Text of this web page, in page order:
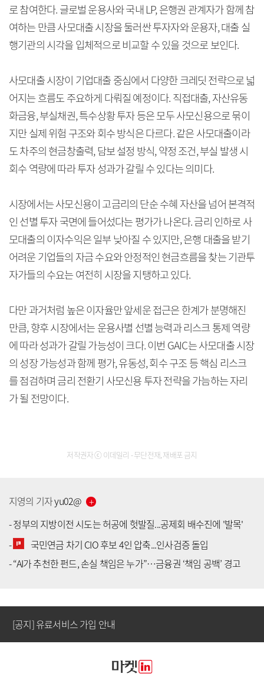
로 참여한다. 글로벌 운용사와 국내 LP, 은행권 관계자가 함께 참
여하는 만큼 사모대출 시장을 둘러싼 투자자와 운용자, 대출 실
행기관의 시각을 입체적으로 비교할 수 있을 것으로 보인다.
사모대출 시장이 기업대출 중심에서 다양한 크레딧 전략으로 넓
어지는 흐름도 주요하게 다뤄질 예정이다. 직접대출, 자산유동
화금융, 부실채권, 특수상황 투자 등은 모두 사모신용으로 묶이
지만 실제 위험 구조와 회수 방식은 다르다. 같은 사모대출이라
도 차주의 현금창출력, 담보 설정 방식, 약정 조건, 부실 발생 시
회수 역량에 따라 투자 성과가 갈릴 수 있다는 의미다.
시장에서는 사모신용이 고금리의 단순 수혜 자산을 넘어 본격적
인 선별 투자 국면에 들어섰다는 평가가 나온다. 금리 인하로 사
모대출의 이자수익은 일부 낮아질 수 있지만, 은행 대출을 받기
어려운 기업들의 자금 수요와 안정적인 현금흐름을 찾는 기관투
자가들의 수요는 여전히 시장을 지탱하고 있다.
다만 과거처럼 높은 이자율만 앞세운 접근은 한계가 분명해진
만큼, 향후 시장에서는 운용사별 선별 능력과 리스크 통제 역량
에 따라 성과가 갈릴 가능성이 크다. 이번 GAIC는 사모대출 시장
의 성장 가능성과 함께 평가, 유동성, 회수 구조 등 핵심 리스크
를 점검하며 금리 전환기 사모신용 투자 전략을 가늠하는 자리
가 될 전망이다.
저작권자 ⓒ 이데일리 - 무단전재, 재배포 금지
지영의 기자yu02@
-정부의 지방이전 시도는 허공에 헛발질...공제회 배수진에 '발목'
-
국민연금 차기 CIO 후보 4인 압축...인사검증 돌입
-“AI가 추천한 펀드, 손실 책임은 누가”…금융권 ‘책임 공백’ 경고
[공지] 유료서비스 가입 안내
[공지] 유료서비스 가입 안내
[공지] 새로워진 마켓인, 성공투자 창을 열다